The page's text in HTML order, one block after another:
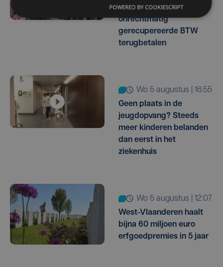
miljoen euro aan
onrechtmatig
gerecupereerde BTW
terugbetalen
wo 5 augustus | 16:55
Geen plaats in de
jeugdopvang? Steeds
meer kinderen belanden
dan eerst in het
ziekenhuis
wo 5 augustus | 12:07
West-Vlaanderen haalt
bijna 60 miljoen euro
erfgoedpremies in 5 jaar
POWERED BY COOKIESCRIPT